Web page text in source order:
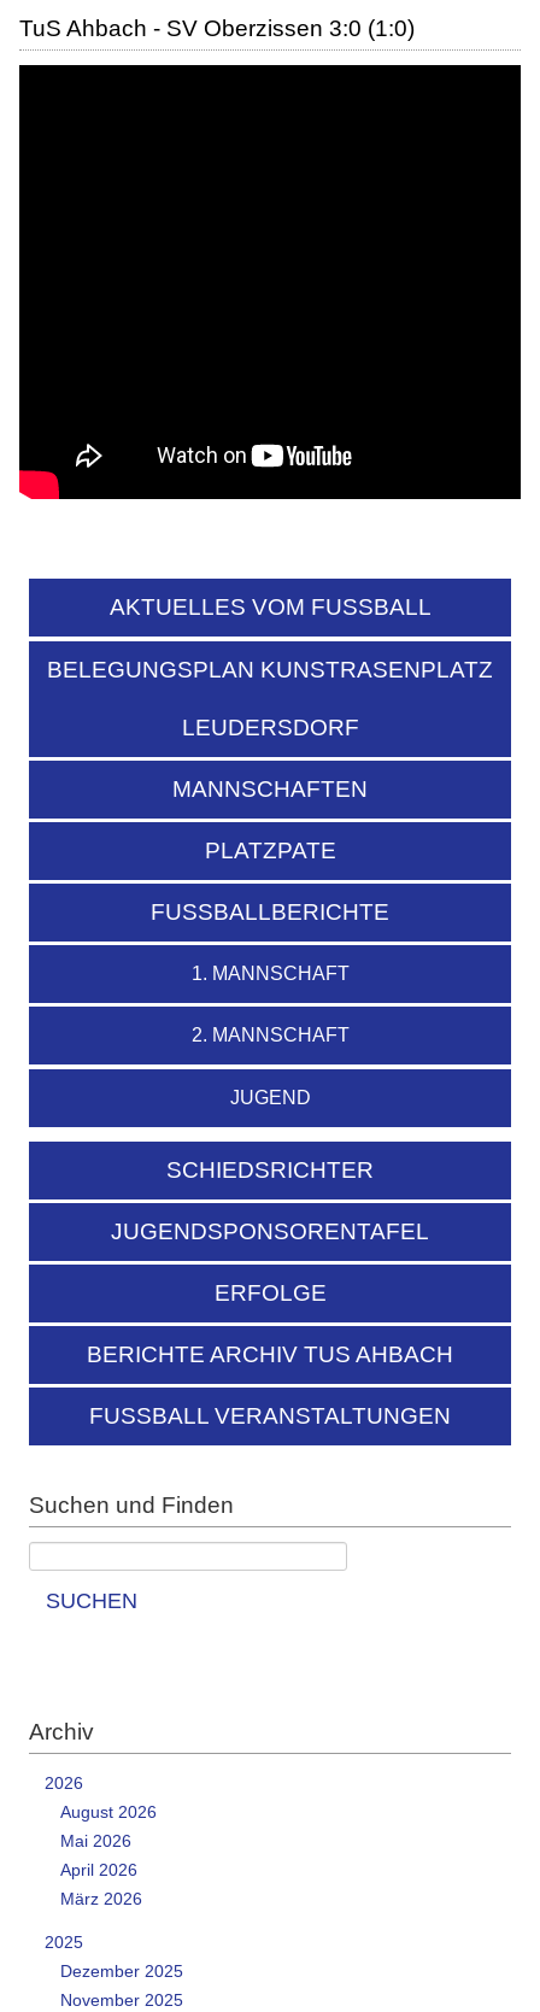
TuS Ahbach - SV Oberzissen 3:0 (1:0)
AKTUELLES VOM FUSSBALL
BELEGUNGSPLAN KUNSTRASENPLATZ
LEUDERSDORF
MANNSCHAFTEN
PLATZPATE
FUSSBALLBERICHTE
1. MANNSCHAFT
2. MANNSCHAFT
JUGEND
SCHIEDSRICHTER
JUGENDSPONSORENTAFEL
ERFOLGE
BERICHTE ARCHIV TUS AHBACH
FUSSBALL VERANSTALTUNGEN
Suchen und Finden
SUCHEN
Archiv
2026
August 2026
Mai 2026
April 2026
März 2026
2025
Dezember 2025
November 2025